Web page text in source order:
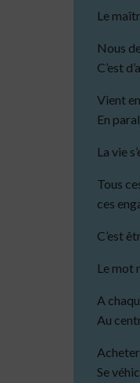
Le
Nous
C’est
Vient
En
La vie
Tous
ces
C’est
Le mot
A
Au
Se